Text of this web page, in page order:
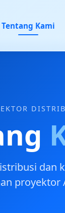
Tentang Kami
dan
proyektor